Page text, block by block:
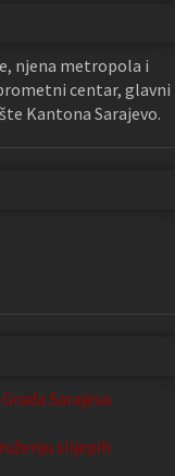
njena metropola i
centar, glavni
Kantona Sarajevo.
Sarajeva
slijepih